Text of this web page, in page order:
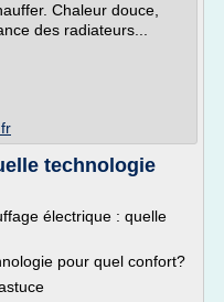
Chaleur douce,
des radiateurs...
technologie
électrique : quelle
pour quel confort?